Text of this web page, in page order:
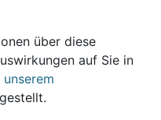
über diese
auf Sie in
unserem